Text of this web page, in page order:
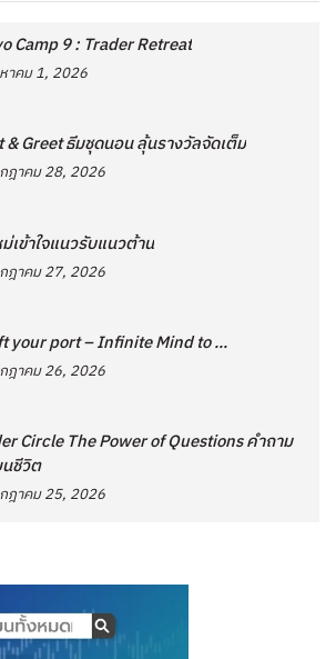
Camp 9 : Trader Retreat
าคม 1, 2026
& Greet ธีมชุดนอน ลุ้นรางวัลจัดเต็ม
ฎาคม 28, 2026
เข้าใจแนวรับแนวต้าน
ฎาคม 27, 2026
your port – Infinite Mind to ...
ฎาคม 26, 2026
Circle The Power of Questions คำถาม
ชีวิต
ฎาคม 25, 2026